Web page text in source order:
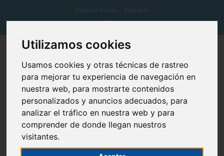
Utilizamos cookies
Usamos cookies y otras técnicas de rastreo
para mejorar tu experiencia de navegación en
nuestra web, para mostrarte contenidos
personalizados y anuncios adecuados, para
analizar el tráfico en nuestra web y para
comprender de donde llegan nuestros
visitantes.
Quiénes Somos Contacto
Cordal